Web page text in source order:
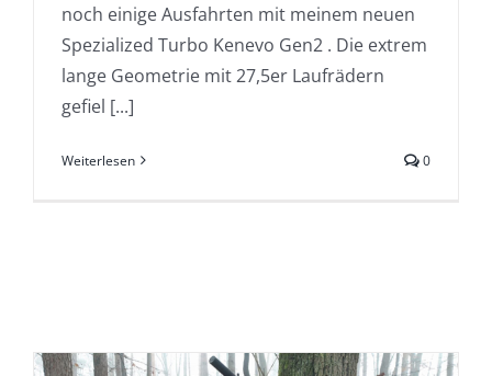
noch einige Ausfahrten mit meinem neuen
Spezialized Turbo Kenevo Gen2 . Die extrem
lange Geometrie mit 27,5er Laufrädern
gefiel [...]
Weiterlesen 0